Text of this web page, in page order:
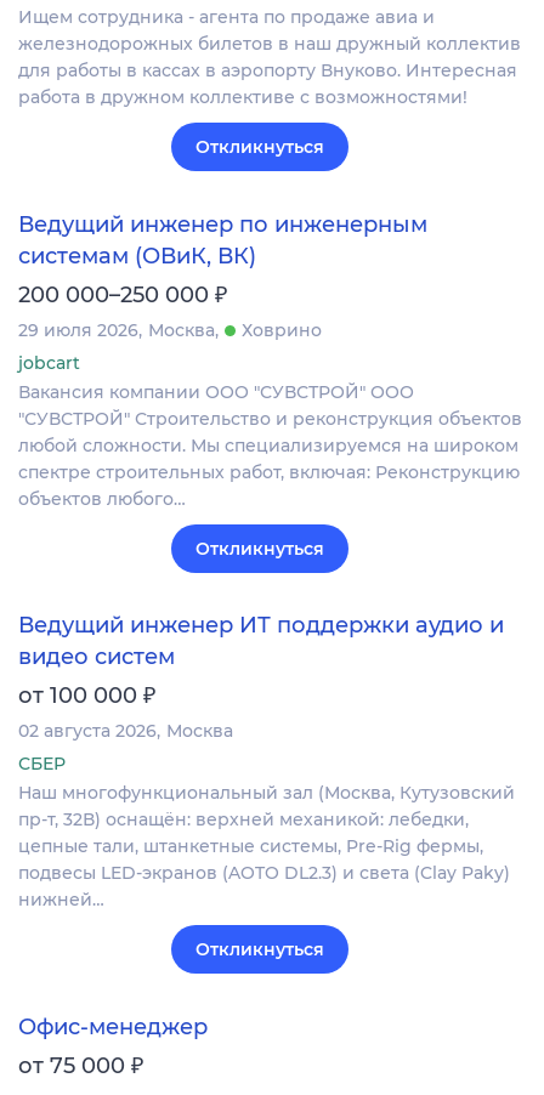
Ищем сотрудника - агента по продаже авиа и
железнодорожных билетов в наш дружный коллектив
для работы в кассах в аэропорту Внуково. Интересная
работа в дружном коллективе с возможностями!
Откликнуться
Ведущий инженер по инженерным
системам (ОВиК, ВК)
200 000–250 000 ₽
29 июля 2026 Москва
Ховрино
jobcart
Вакансия компании ООО "СУВСТРОЙ" ООО
"СУВСТРОЙ" Строительство и реконструкция объектов
любой сложности. Мы специализируемся на широком
спектре строительных работ, включая: Реконструкцию
объектов любого…
Откликнуться
Ведущий инженер ИТ поддержки аудио и
видео систем
от 100 000 ₽
02 августа 2026 Москва
СБЕР
Наш многофункциональный зал (Москва, Кутузовский
пр-т, 32В) оснащён: верхней механикой: лебедки,
цепные тали, штанкетные системы, Pre-Rig фермы,
подвесы LED-экранов (AOTO DL2.3) и света (Clay Paky)
нижней…
Откликнуться
Офис-менеджер
от 75 000 ₽